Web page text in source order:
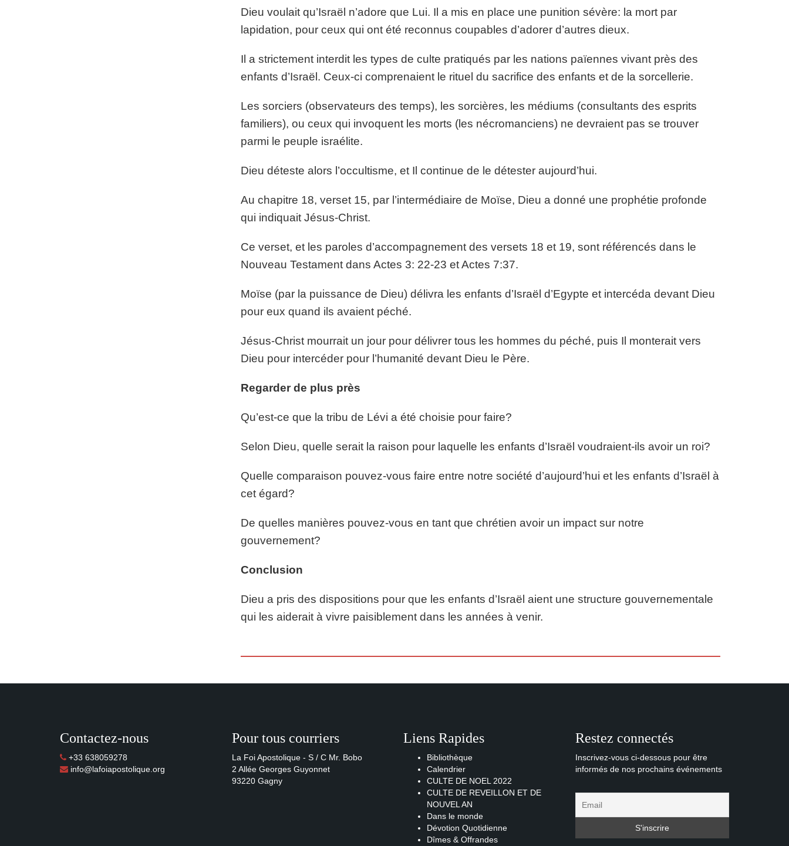
Dieu voulait qu’Israël n’adore que Lui. Il a mis en place une punition sévère: la mort par
lapidation, pour ceux qui ont été reconnus coupables d’adorer d’autres dieux.
Il a strictement interdit les types de culte pratiqués par les nations païennes vivant près des
enfants d’Israël. Ceux-ci comprenaient le rituel du sacrifice des enfants et de la sorcellerie.
Les sorciers (observateurs des temps), les sorcières, les médiums (consultants des esprits
familiers), ou ceux qui invoquent les morts (les nécromanciens) ne devraient pas se trouver
parmi le peuple israélite.
Dieu déteste alors l’occultisme, et Il continue de le détester aujourd’hui.
Au chapitre 18, verset 15, par l’intermédiaire de Moïse, Dieu a donné une prophétie profonde
qui indiquait Jésus-Christ.
Ce verset, et les paroles d’accompagnement des versets 18 et 19, sont référencés dans le
Nouveau Testament dans Actes 3: 22-23 et Actes 7:37.
Moïse (par la puissance de Dieu) délivra les enfants d’Israël d’Egypte et intercéda devant Dieu
pour eux quand ils avaient péché.
Jésus-Christ mourrait un jour pour délivrer tous les hommes du péché, puis Il monterait vers
Dieu pour intercéder pour l’humanité devant Dieu le Père.
Regarder de plus près
Qu’est-ce que la tribu de Lévi a été choisie pour faire?
Selon Dieu, quelle serait la raison pour laquelle les enfants d’Israël voudraient-ils avoir un roi?
Quelle comparaison pouvez-vous faire entre notre société d’aujourd’hui et les enfants d’Israël à
cet égard?
De quelles manières pouvez-vous en tant que chrétien avoir un impact sur notre
gouvernement?
Conclusion
Dieu a pris des dispositions pour que les enfants d’Israël aient une structure gouvernementale
qui les aiderait à vivre paisiblement dans les années à venir.
Contactez-nous
+33 638059278
info@lafoiapostolique.org
Pour tous courriers
La Foi Apostolique - S / C Mr. Bobo
2 Allée Georges Guyonnet
93220 Gagny
Liens Rapides
Bibliothèque
Calendrier
CULTE DE NOEL 2022
CULTE DE REVEILLON ET DE
NOUVEL AN
Dans le monde
Dévotion Quotidienne
Dîmes & Offrandes
Restez connectés
Inscrivez-vous ci-dessous pour être
informés de nos prochains événements